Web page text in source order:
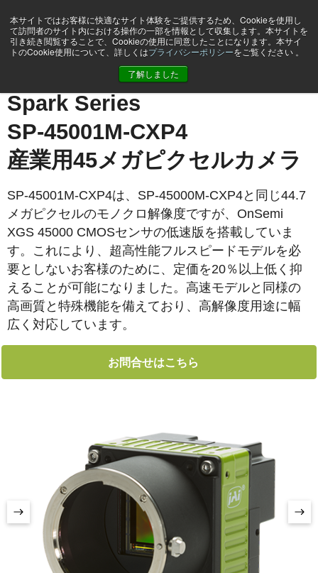
本サイトではお客様に快適なサイト体験をご提供するため、Cookieを使用し
て訪問者のサイト内における操作の一部を情報として収集します。本サイトを
引き続き閲覧することで、Cookieの使用に同意したことになります。本サイ
トのCookie使用について、詳しくはプライバシーポリシーをご覧ください 。
了解しました
Spark Series
SP-45001M-CXP4
産業用45メガピクセルカメラ
SP-45001M-CXP4は、SP-45000M-CXP4と同じ44.7
メガピクセルのモノクロ解像度ですが、OnSemi
XGS 45000 CMOSセンサの低速版を搭載していま
す。これにより、超高性能フルスピードモデルを必
要としないお客様のために、定価を20％以上低く抑
えることが可能になりました。高速モデルと同様の
高画質と特殊機能を備えており、高解像度用途に幅
広く対応しています。
お問合せはこちら